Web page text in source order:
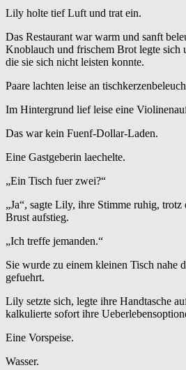
Lily holte tief Luft und trat ein.
Das Restaurant war warm und sanft
Knoblauch und frischem Brot legte sich
die sie sich nicht leisten konnte.
Paare lachten leise an
Im Hintergrund lief leise eine
Das war kein Fuenf-Dollar-Laden.
Eine Gastgeberin laechelte.
„Ein Tisch fuer zwei?“
„Ja“, sagte Lily, ihre Stimme ruhig,
Brust aufstieg.
„Ich treffe jemanden.“
Sie wurde zu einem kleinen Tisch nahe
gefuehrt.
Lily setzte sich, legte ihre Handtasche
kalkulierte sofort ihre
Eine Vorspeise.
Wasser.